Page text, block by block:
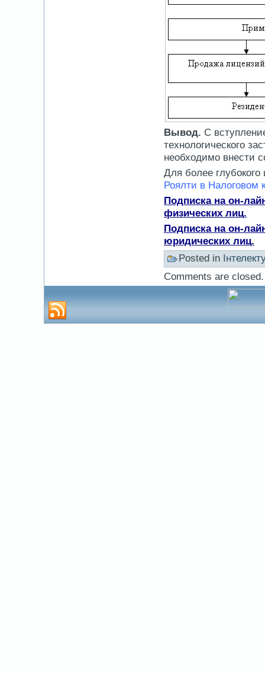
Вывод. С
технологического
необходимо внести
Для более
Роялти в Налоговом
Подписка на он-
физических лиц.
Подписка на он-
юридических лиц.
Posted in
Comments are closed.